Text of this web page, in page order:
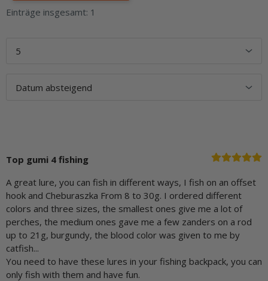
Einträge insgesamt: 1
Top gumi 4 fishing
A great lure, you can fish in different ways, I fish on an offset
hook and Cheburaszka From 8 to 30g. I ordered different
colors and three sizes, the smallest ones give me a lot of
perches, the medium ones gave me a few zanders on a rod
up to 21g, burgundy, the blood color was given to me by
catfish...
You need to have these lures in your fishing backpack, you can
only fish with them and have fun.